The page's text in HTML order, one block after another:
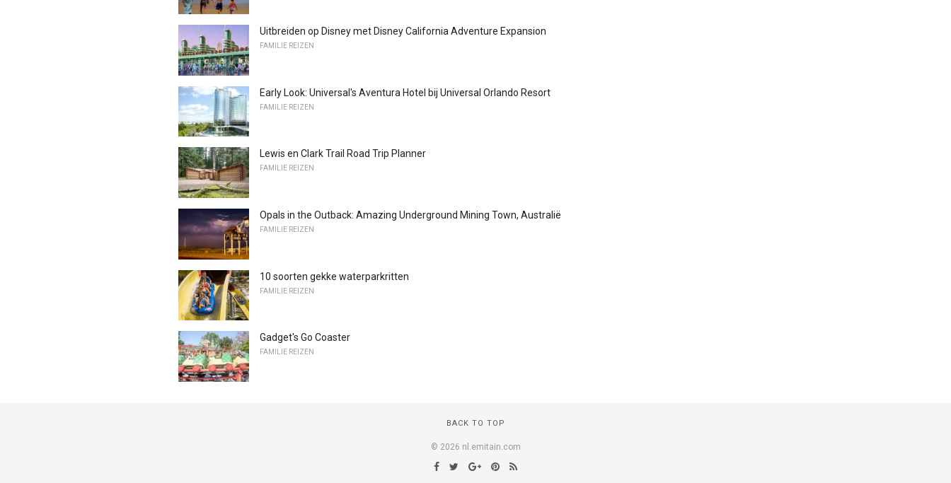
Uitbreiden op Disney met Disney California Adventure Expansion
FAMILIE REIZEN
Early Look: Universal's Aventura Hotel bij Universal Orlando Resort
FAMILIE REIZEN
Lewis en Clark Trail Road Trip Planner
FAMILIE REIZEN
Opals in the Outback: Amazing Underground Mining Town, Australië
FAMILIE REIZEN
10 soorten gekke waterparkritten
FAMILIE REIZEN
Gadget's Go Coaster
FAMILIE REIZEN
BACK TO TOP
© 2026 nl.emitain.com